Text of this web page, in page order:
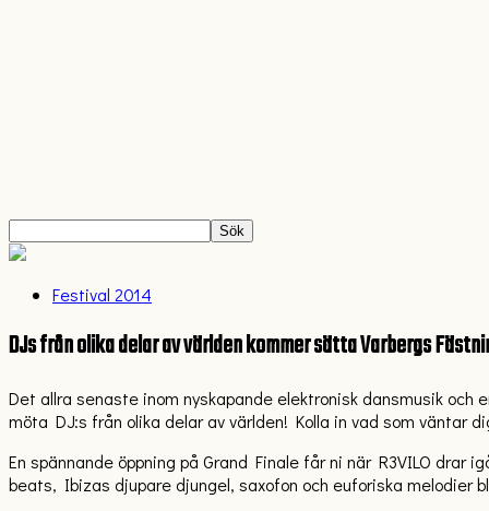
Festival 2014
DJs från olika delar av världen kommer sätta Varbergs
Det allra senaste inom nyskapande elektronisk dansmusik och
möta DJ:s från olika delar av världen! Kolla in vad som väntar
En spännande öppning på Grand Finale får ni när R3VILO drar
beats, Ibizas djupare djungel, saxofon och euforiska melodier